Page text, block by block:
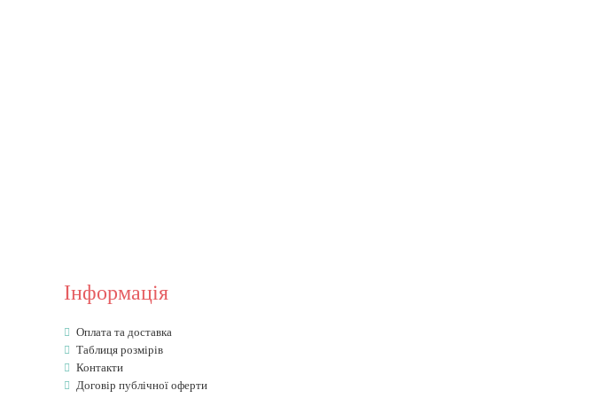
Інформація
Оплата та доставка
Таблиця розмірів
Контакти
Договір публічної оферти